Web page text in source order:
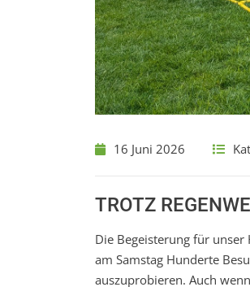
16 Juni 2026
TROTZ
Die Begeisterung für
am Samstag Hunderte
auszuprobieren. Auch